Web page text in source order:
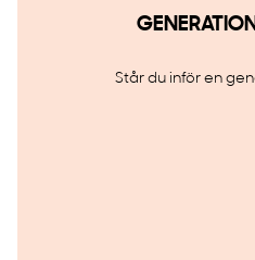
Står du inför en